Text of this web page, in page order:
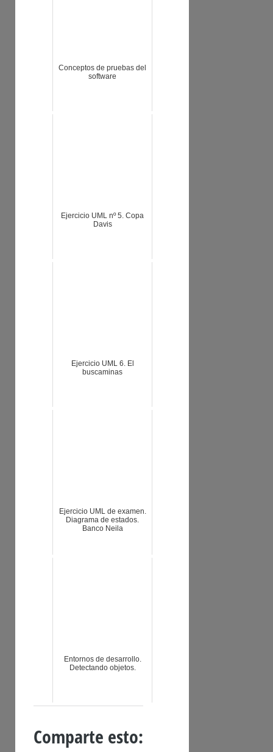
Conceptos de pruebas del
software
Ejercicio UML nº 5. Copa
Davis
Ejercicio UML 6. El
buscaminas
Ejercicio UML de examen.
Diagrama de estados.
Banco Neila
Entornos de desarrollo.
Detectando objetos.
Comparte esto: